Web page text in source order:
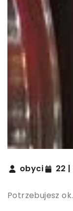
obyci 22 |
Potrzebujesz